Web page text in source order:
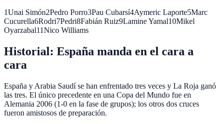
1Unai Simón2Pedro Porro3Pau Cubarsí4Aymeric Laporte5Marc
Cucurella6Rodri7Pedri8Fabián Ruiz9Lamine Yamal10Mikel
Oyarzabal11Nico Williams
Historial: España manda en el cara a
cara
España y Arabia Saudí se han enfrentado tres veces y La Roja ganó
las tres. El único precedente en una Copa del Mundo fue en
Alemania 2006 (1-0 en la fase de grupos); los otros dos cruces
fueron amistosos de preparación.